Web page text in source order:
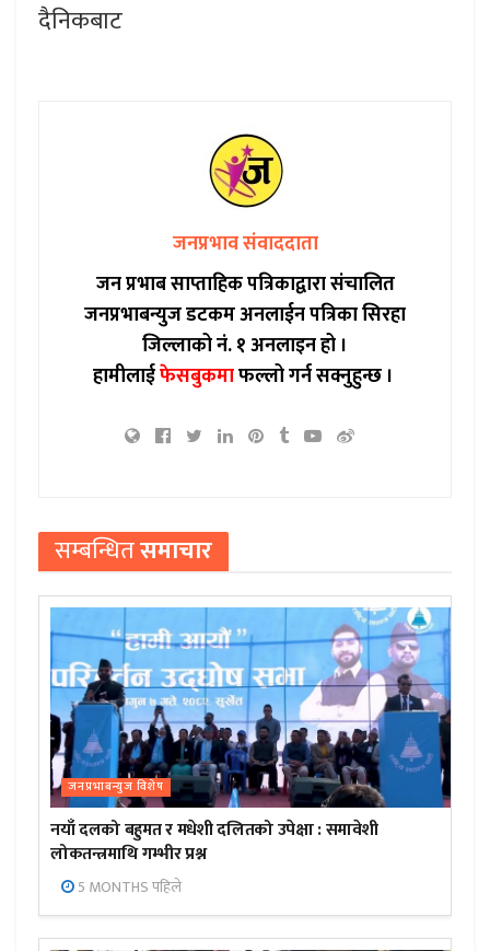
दैनिकबाट
जनप्रभाव संवाददाता
जन प्रभाब साप्ताहिक पत्रिकाद्वारा संचालित
जनप्रभाबन्युज डटकम अनलाईन पत्रिका सिरहा
जिल्लाको नं. १ अनलाइन हो ।
हामीलाईफेसबुकमाफल्लो गर्न सक्नुहुन्छ ।
सम्बन्धितसमाचार
जनप्रभाबन्युज विशेष
नयाँ दलको बहुमत र मधेशी दलितको उपेक्षा : समावेशी
लोकतन्त्रमाथि गम्भीर प्रश्न
5 MONTHS पहिले